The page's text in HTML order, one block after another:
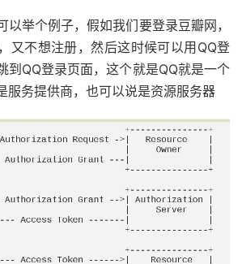
以举个例子，假如我们要登录豆瓣网，
又不想注册，然后这时候可以用QQ登
到QQ登录页面，这个就是QQ就是一个
服务提供商，也可以说是资源服务器